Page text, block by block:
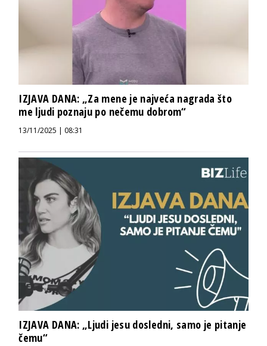
IZJAVA DANA: „Za mene je najveća nagrada što
me ljudi poznaju po nečemu dobrom“
13/11/2025 | 08:31
IZJAVA DANA: „Ljudi jesu dosledni, samo je pitanje
čemu“